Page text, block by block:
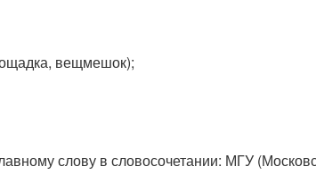
вещмешок);
слову в словосочетании: МГУ